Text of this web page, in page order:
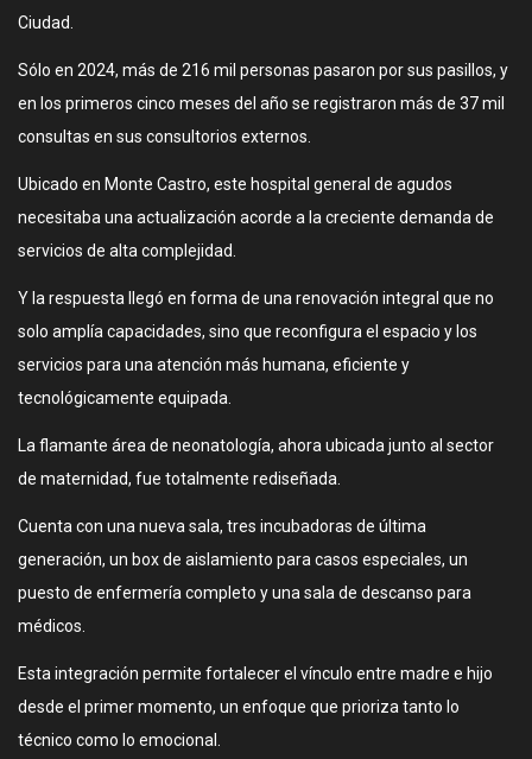
Ciudad.
Sólo en 2024, más de 216 mil personas pasaron por sus pasillos, y
en los primeros cinco meses del año se registraron más de 37 mil
consultas en sus consultorios externos.
Ubicado en Monte Castro, este hospital general de agudos
necesitaba una actualización acorde a la creciente demanda de
servicios de alta complejidad.
Y la respuesta llegó en forma de una renovación integral que no
solo amplía capacidades, sino que reconfigura el espacio y los
servicios para una atención más humana, eficiente y
tecnológicamente equipada.
La flamante área de neonatología, ahora ubicada junto al sector
de maternidad, fue totalmente rediseñada.
Cuenta con una nueva sala, tres incubadoras de última
generación, un box de aislamiento para casos especiales, un
puesto de enfermería completo y una sala de descanso para
médicos.
Esta integración permite fortalecer el vínculo entre madre e hijo
desde el primer momento, un enfoque que prioriza tanto lo
técnico como lo emocional.